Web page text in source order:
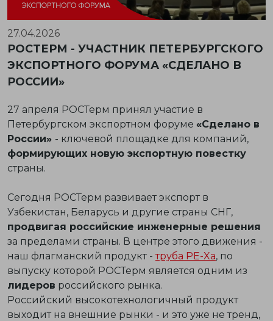
27.04.2026
РОСТЕРМ - УЧАСТНИК ПЕТЕРБУРГСКОГО
ЭКСПОРТНОГО ФОРУМА «СДЕЛАНО В
РОССИИ»
27 апреля РОСТерм принял участие в
Петербургском экспортном форуме «Сделано в
России» - ключевой площадке для компаний,
формирующих новую экспортную повестку
страны.
Сегодня РОСТерм развивает экспорт в
Узбекистан, Беларусь и другие страны СНГ,
продвигая российские инженерные решения
за пределами страны. В центре этого движения -
наш флагманский продукт -труба PE-Xa, по
выпуску которой РОСТерм является одним из
лидеров российского рынка.
Российский высокотехнологичный продукт
выходит на внешние рынки - и это уже не тренд,